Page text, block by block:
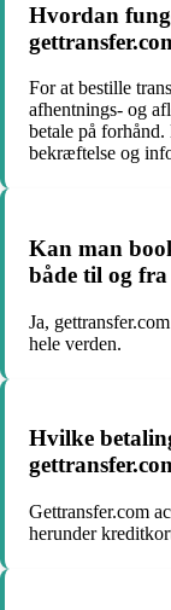
Hvordan
For at bestille
afhentnings- og
betale på
bekræftelse og
Kan man
både til og
Ja,
hele verden.
Hvilke
Gettransfer.com
herunder